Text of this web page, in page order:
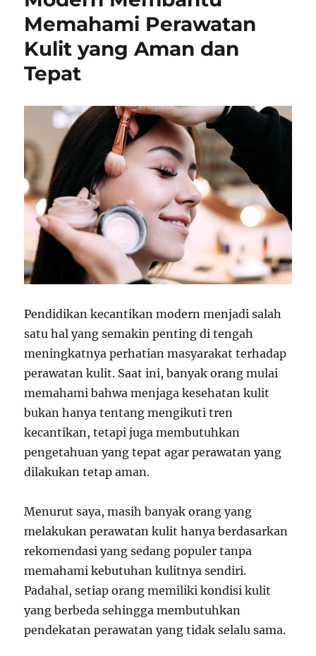
Memahami Perawatan
Kulit yang Aman dan
Tepat
Pendidikan kecantikan modern menjadi salah
satu hal yang semakin penting di tengah
meningkatnya perhatian masyarakat terhadap
perawatan kulit. Saat ini, banyak orang mulai
memahami bahwa menjaga kesehatan kulit
bukan hanya tentang mengikuti tren
kecantikan, tetapi juga membutuhkan
pengetahuan yang tepat agar perawatan yang
dilakukan tetap aman.
Menurut saya, masih banyak orang yang
melakukan perawatan kulit hanya berdasarkan
rekomendasi yang sedang populer tanpa
memahami kebutuhan kulitnya sendiri.
Padahal, setiap orang memiliki kondisi kulit
yang berbeda sehingga membutuhkan
pendekatan perawatan yang tidak selalu sama.